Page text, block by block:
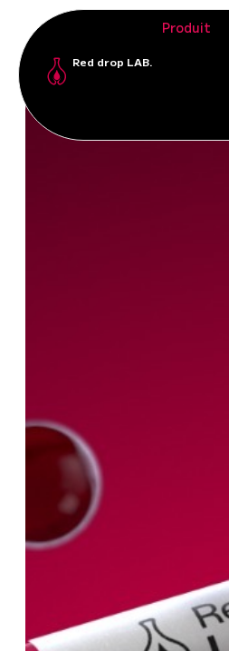
Red drop LAB.
Produit